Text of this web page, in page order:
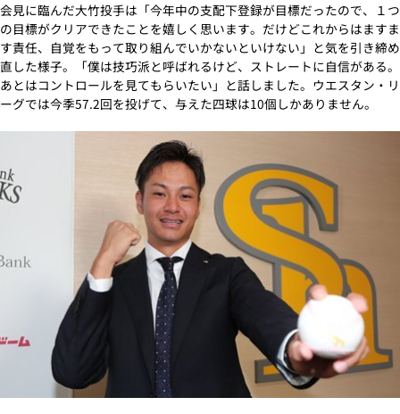
会見に臨んだ大竹投手は「今年中の支配下登録が目標だったので、１つ
の目標がクリアできたことを嬉しく思います。だけどこれからはますま
す責任、自覚をもって取り組んでいかないといけない」と気を引き締め
直した様子。「僕は技巧派と呼ばれるけど、ストレートに自信がある。
あとはコントロールを見てもらいたい」と話しました。ウエスタン・リ
ーグでは今季57.2回を投げて、与えた四球は10個しかありません。